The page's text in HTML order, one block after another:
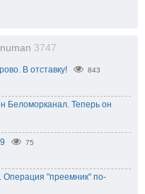
3747
В отставку! 843
Беломорканал. Теперь он
75
Операция "преемник" по-